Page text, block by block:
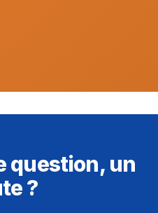
question, un
?